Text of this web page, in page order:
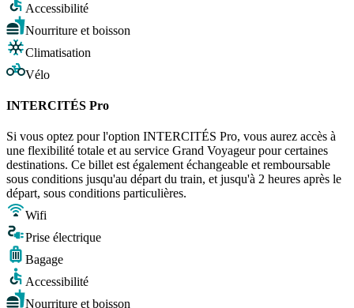
Accessibilité
Nourriture et boisson
Climatisation
Vélo
INTERCITÉS Pro
Si vous optez pour l'option INTERCITÉS Pro, vous aurez accès à
une flexibilité totale et au service Grand Voyageur pour certaines
destinations. Ce billet est également échangeable et remboursable
sous conditions jusqu'au départ du train, et jusqu'à 2 heures après le
départ, sous conditions particulières.
Wifi
Prise électrique
Bagage
Accessibilité
Nourriture et boisson